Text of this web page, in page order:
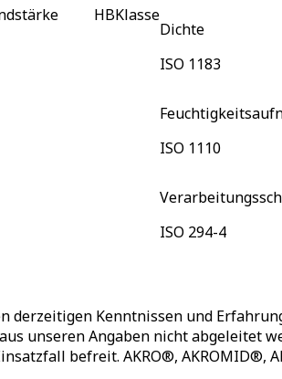
HBKlasse
Dichte
ISO 1183
ISO 1110
ISO 294-4
derzeitigen Kenntnissen und
unseren Angaben nicht abgeleitet
befreit. AKRO®, AKROMID®,